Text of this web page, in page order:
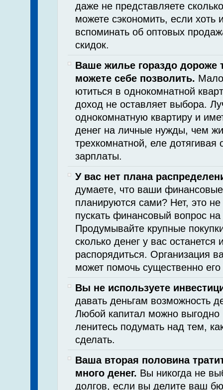
даже не представляете
можете сэкономить, если хоть
вспоминать об оптовых
скидок.
Ваше жилье гораздо дороже
можете себе позволить. Мало
ютиться в однокомнатной
доход не оставляет выбора.
однокомнатную квартиру и
денег на личные нужды, чем
трехкомнатной, еле дотягивая
зарплаты.
У вас нет плана
думаете, что ваши
планируются сами? Нет, это не
пускать финансовый вопрос на
Продумывайте крупные
сколько денег у вас
распорядиться. Организация
может помочь существенно его
Вы не используете
давать деньгам возможность
Любой капитал можно выгодно
ленитесь подумать над тем,
сделать.
Ваша вторая половина
много денег. Вы никогда не
долгов, если вы делите ваш